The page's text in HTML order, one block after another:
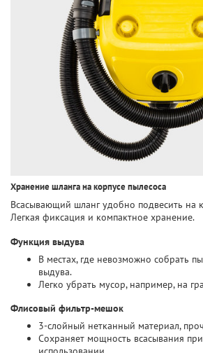
Хранение шланга на корпусе пылесоса
Всасывающий шланг удобно подвесить на
Легкая фиксация и компактное хранение.
Функция выдува
В местах, где невозможно собрать
выдува.
Легко убрать мусор, например, на
Флисовый фильтр-мешок
3-слойный нетканный материал,
Сохраняет мощность всасывания